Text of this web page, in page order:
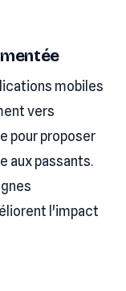
mobiles
vers
pour proposer
aux passants.
l'impact